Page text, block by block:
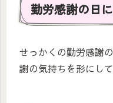
勤労感謝の日
せっかくの勤労感謝
謝の気持ちを形にし